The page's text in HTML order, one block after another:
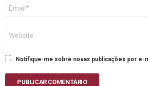
mail
Notifique-me sobre novas publicações por e-
PUBLICAR COMENTÁRIO